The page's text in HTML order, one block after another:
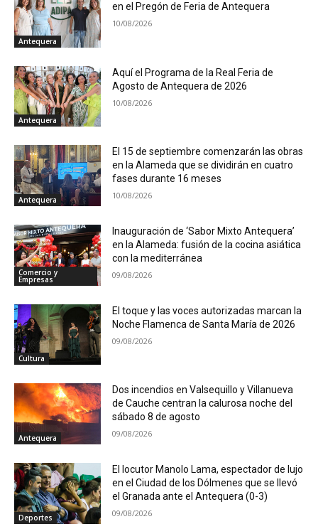
Antequera
en el Pregón de Feria de Antequera
10/08/2026
Antequera
Aquí el Programa de la Real Feria de
Agosto de Antequera de 2026
10/08/2026
Antequera
El 15 de septiembre comenzarán las obras
en la Alameda que se dividirán en cuatro
fases durante 16 meses
10/08/2026
Comercio y
Empresas
Inauguración de ‘Sabor Mixto Antequera’
en la Alameda: fusión de la cocina asiática
con la mediterránea
09/08/2026
Cultura
El toque y las voces autorizadas marcan la
Noche Flamenca de Santa María de 2026
09/08/2026
Antequera
Dos incendios en Valsequillo y Villanueva
de Cauche centran la calurosa noche del
sábado 8 de agosto
09/08/2026
Deportes
El locutor Manolo Lama, espectador de lujo
en el Ciudad de los Dólmenes que se llevó
el Granada ante el Antequera (0-3)
09/08/2026